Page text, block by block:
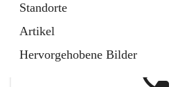
Standorte
Artikel
Hervorgehobene Bilder